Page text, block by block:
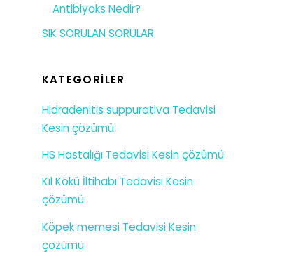
Antibiyoks Nedir?
SIK SORULAN SORULAR
KATEGORILER
Hidradenitis suppurativa Tedavisi
Kesin çözümü
HS Hastalığı Tedavisi Kesin çözümü
Kıl Kökü İltihabı Tedavisi Kesin
çözümü
Köpek memesi Tedavisi Kesin
çözümü